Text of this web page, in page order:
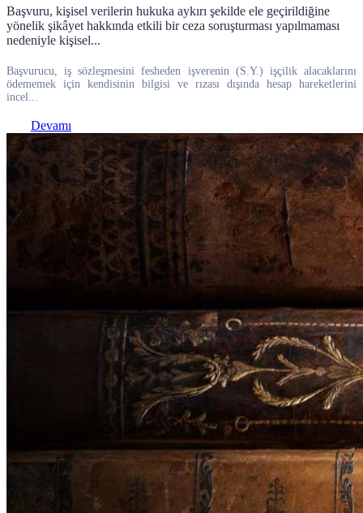
Başvuru, kişisel verilerin hukuka aykırı şekilde ele geçirildiğine
yönelik şikâyet hakkında etkili bir ceza soruşturması yapılmaması
nedeniyle kişisel...
Başvurucu, iş sözleşmesini fesheden işverenin (S.Y.) işçilik alacaklarını
ödememek için kendisinin bilgisi ve rızası dışında hesap hareketlerini
incel...
Devamı